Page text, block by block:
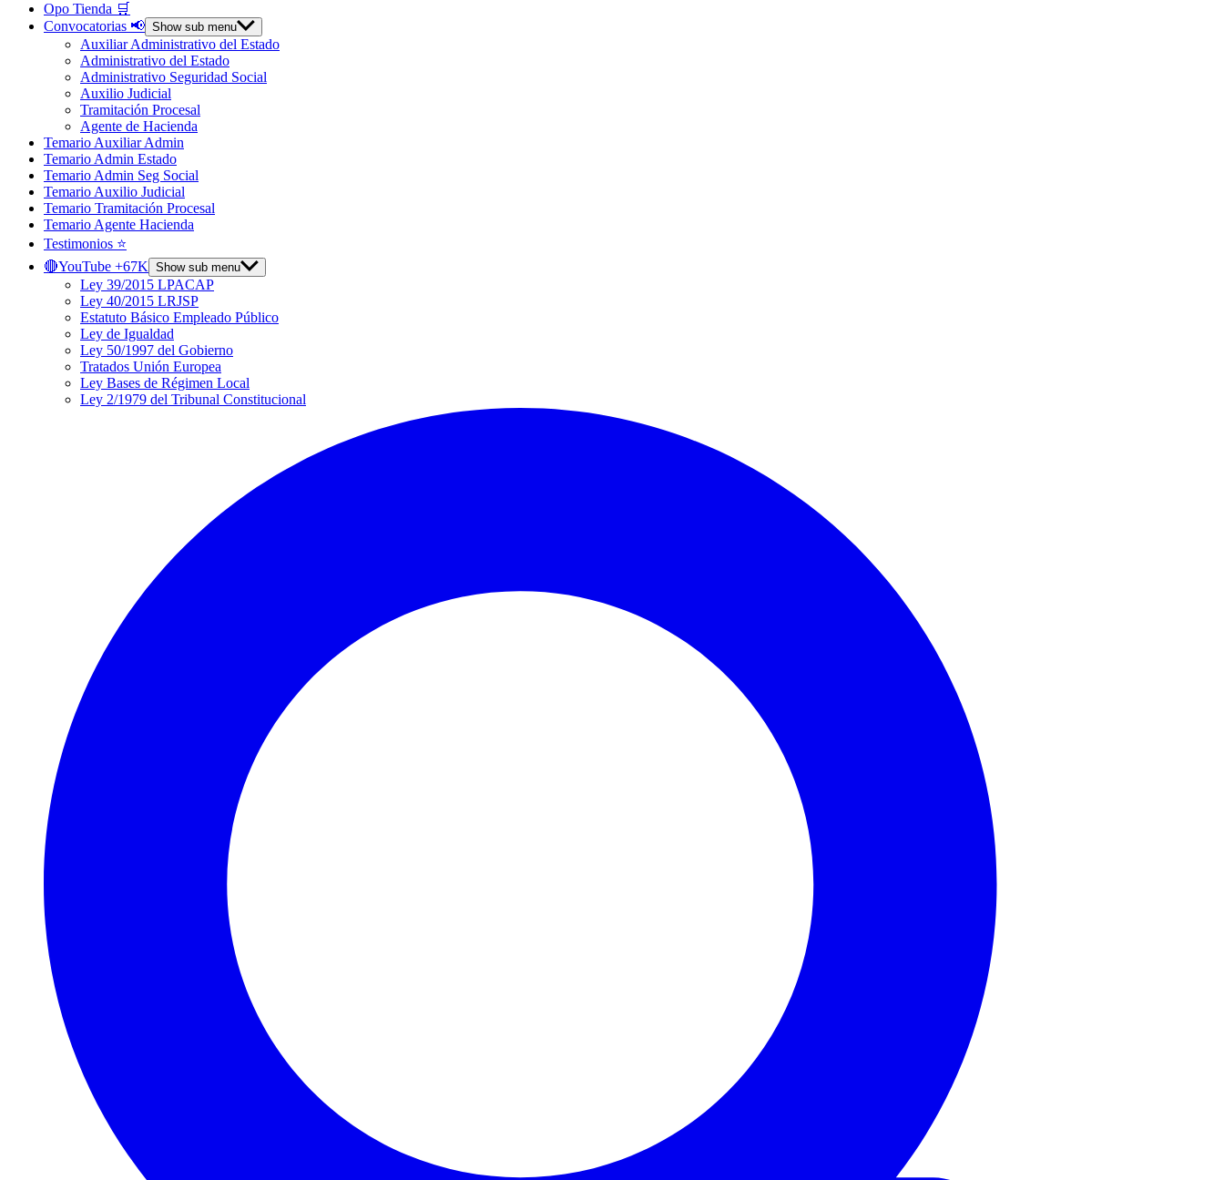
Opo Tienda 🛒
Convocatorias 📢 Show sub menu
Auxiliar Administrativo del Estado
Administrativo del Estado
Administrativo Seguridad Social
Auxilio Judicial
Tramitación Procesal
Agente de Hacienda
Temario Auxiliar Admin
Temario Admin Estado
Temario Admin Seg Social
Temario Auxilio Judicial
Temario Tramitación Procesal
Temario Agente Hacienda
Testimonios ⭐️
🔴YouTube +67K Show sub menu
Ley 39/2015 LPACAP
Ley 40/2015 LRJSP
Estatuto Básico Empleado Público
Ley de Igualdad
Ley 50/1997 del Gobierno
Tratados Unión Europea
Ley Bases de Régimen Local
Ley 2/1979 del Tribunal Constitucional